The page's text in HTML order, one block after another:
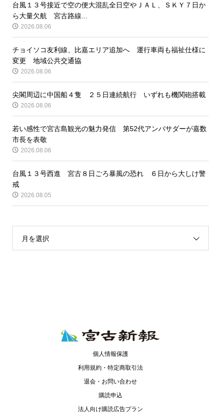
台風１３号接近で空の便大混乱全日空やＪＡＬ、ＳＫＹ７日か
ら大量欠航 宮古路線...
2026.08.06
チョイソコ友利線、比嘉エリア追加へ 運行車両も福祉仕様に
変更 地域公共交通協
2026.08.06
尖閣周辺に中国船４隻 ２５日連続航行 いずれも機関砲搭載
2026.08.06
若い感性で宮古島観光の魅力発信 第52代アンバサダーが嘉数
市長を表敬
2026.08.06
台風１３号西進 宮古８日ごろ暴風の恐れ ６日から大しけ警
戒
2026.08.05
月を選択
個人情報保護
利用規約・特定商取引法
退会・お問い合わせ
購読申込
法人向け購読広告プラン